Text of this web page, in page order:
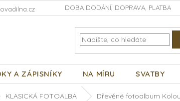
DOBA DODÁNÍ, DOPRAVA, PLATBA
A ZÁPISNÍKY NA MÍRU SVATBY
KLASICKÁ FOTOALBA Dřevěné fotoalbum